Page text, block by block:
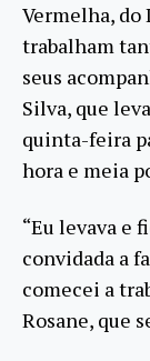
Vermelha,
trabalham
seus
Silva, que
quinta-feira
hora e meia
“Eu levava e
convidada a
comecei a
Rosane, que